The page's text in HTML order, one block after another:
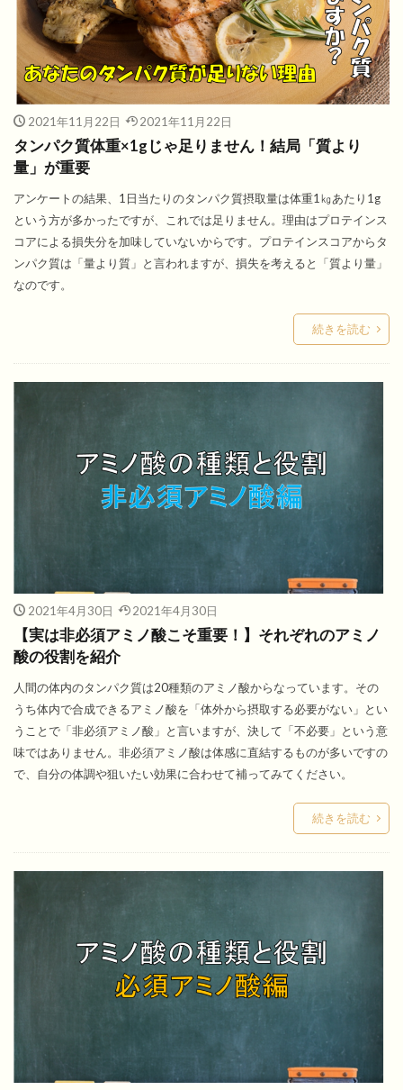
2021年11月22日 2021年11月22日
タンパク質体重×1gじゃ足りません！結局「質より
量」が重要
アンケートの結果、1日当たりのタンパク質摂取量は体重1㎏あたり1g
という方が多かったですが、これでは足りません。理由はプロテインス
コアによる損失分を加味していないからです。プロテインスコアからタ
ンパク質は「量より質」と言われますが、損失を考えると「質より量」
なのです。
続きを読む
2021年4月30日 2021年4月30日
【実は非必須アミノ酸こそ重要！】それぞれのアミノ
酸の役割を紹介
人間の体内のタンパク質は20種類のアミノ酸からなっています。その
うち体内で合成できるアミノ酸を「体外から摂取する必要がない」とい
うことで「非必須アミノ酸」と言いますが、決して「不必要」という意
味ではありません。非必須アミノ酸は体感に直結するものが多いですの
で、自分の体調や狙いたい効果に合わせて補ってみてください。
続きを読む